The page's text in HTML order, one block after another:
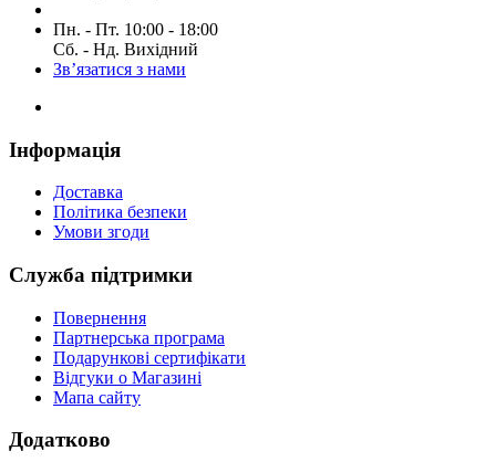
Пн. - Пт. 10:00 - 18:00
Сб. - Нд. Вихідний
Зв’язатися з нами
Інформація
Доставка
Політика безпеки
Умови згоди
Служба підтримки
Повернення
Партнерська програма
Подарункові сертифікати
Відгуки о Магазині
Мапа сайту
Додатково